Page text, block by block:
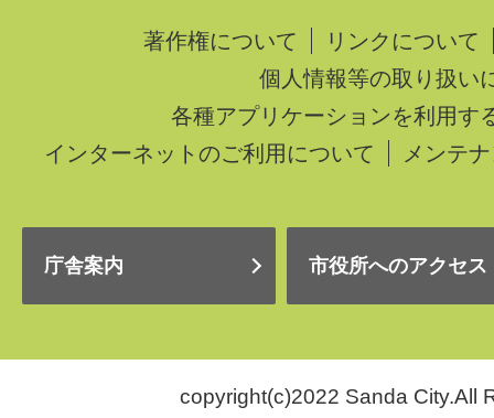
著作権について
リンクについて
個人情報等の取り扱い
各種アプリケーションを利用す
インターネットのご利用について
メンテ
庁舎案内 市役所へのアクセス
copyright(c)2022 Sanda City.All